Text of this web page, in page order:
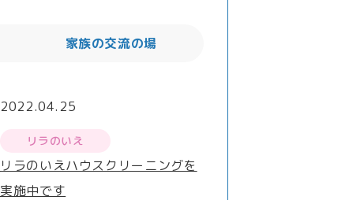
家族の交流の場
2022.04.25
リラのいえ
リラのいえハウスクリーニングを
実施中です